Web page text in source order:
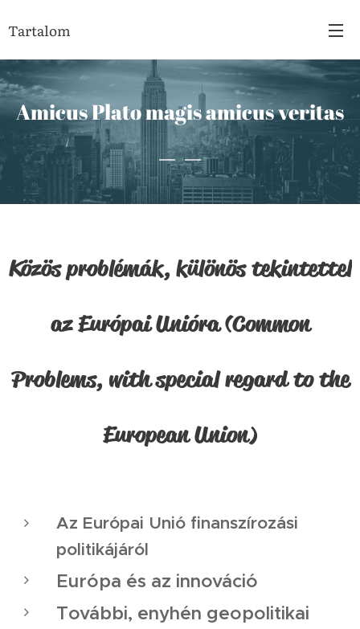
Tartalom
Amicus Plato magis amicus veritas
Közösproblémák, különös tekintettel
az Európai Unióra (Common
Problems, with special regard to the
European Union)
Az Európai Unió finanszírozási
politikájáról
Európa és az innováció
További, enyhén geopolitikai